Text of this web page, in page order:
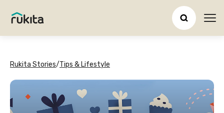
Rukita Stories/Tips & Lifestyle